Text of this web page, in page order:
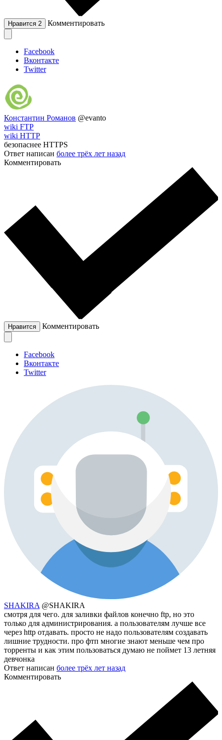
Нравится 2 Комментировать
Facebook
Вконтакте
Twitter
Константин Романов @evanto
wiki FTP
wiki HTTP
безопаснее HTTPS
Ответ написан более трёх лет назад
Комментировать
Нравится Комментировать
Facebook
Вконтакте
Twitter
SHAKIRA @SHAKIRA
смотря для чего. для заливки файлов конечно ftp, но это
только для администрирования. а пользователям лучше все
через http отдавать. просто не надо пользователям создавать
лишние трудности. про фтп многие знают меньше чем про
торренты и как этим пользоваться думаю не поймет 13 летняя
девчонка
Ответ написан более трёх лет назад
Комментировать